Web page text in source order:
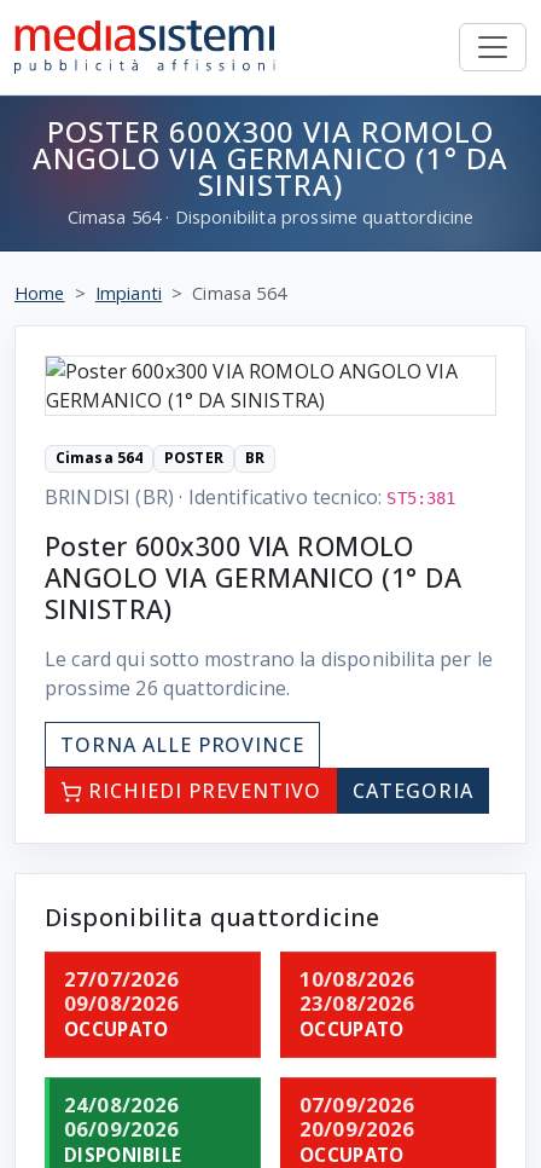
POSTER 600X300 VIA ROMOLO
ANGOLO VIA GERMANICO (1° DA
SINISTRA)
Cimasa 564· Disponibilita prossime quattordicine
Home Impianti Cimasa 564
Cimasa 564 POSTER BR
BRINDISI (BR) · Identificativo tecnico: ST5:381
Poster 600x300 VIA ROMOLO
ANGOLO VIA GERMANICO (1° DA
SINISTRA)
Le card qui sotto mostrano la disponibilita per le
prossime 26 quattordicine.
TORNA ALLE PROVINCE
RICHIEDI PREVENTIVO
CATEGORIA
Disponibilita quattordicine
27/07/2026
09/08/2026
OCCUPATO
10/08/2026
23/08/2026
OCCUPATO
24/08/2026
06/09/2026
DISPONIBILE
07/09/2026
20/09/2026
OCCUPATO